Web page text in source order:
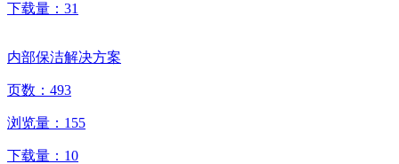
下载量： 31
内部保洁解决方案
页数： 493
浏览量： 155
下载量： 10